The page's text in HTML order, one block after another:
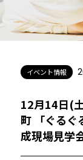
イベント情報
12月14日(
町 「ぐるぐ
成現場見学